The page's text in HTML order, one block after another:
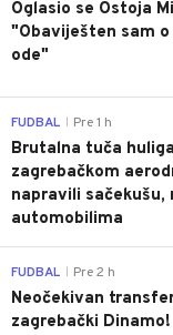
Oglasio se Ostoja
"Obaviješten sam
ode"
FUDBAL Pre 1 h
Brutalna tuča
zagrebačkom
napravili sačekušu,
automobilima
FUDBAL Pre 2 h
Neočekivan
zagrebački Dinamo!